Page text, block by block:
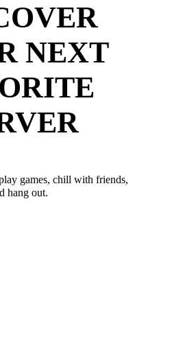
NEXT
games, chill with friends,
hang out.